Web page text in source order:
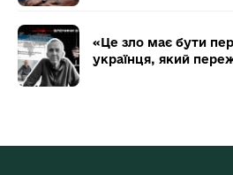
«Це зло має бути
українця, який